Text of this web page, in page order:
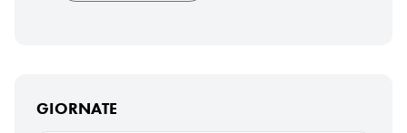
GIORNATE